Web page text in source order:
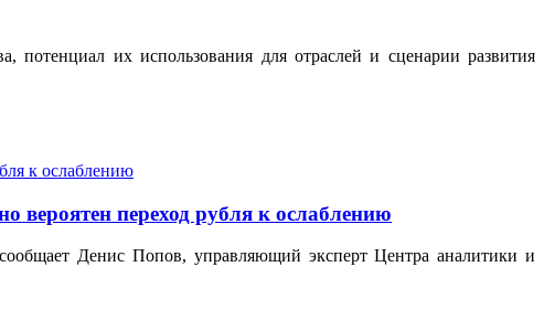
потенциал их использования для отраслей и сценарии развития
вероятен переход рубля к ослаблению
Денис Попов, управляющий эксперт Центра аналитики и